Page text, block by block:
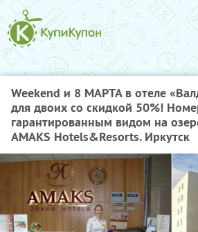
Weekend и 8 МАРТА в отеле
для двоих со скидкой 50%!
гарантированным видом на
AMAKS Hotels&Resorts. Иркутск